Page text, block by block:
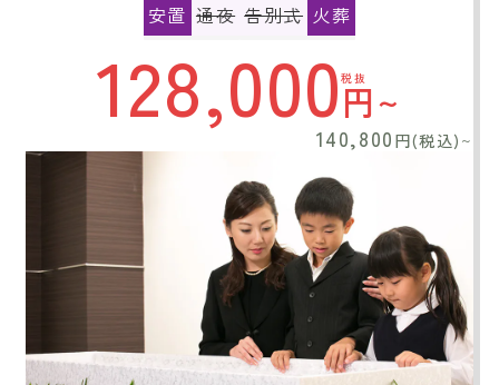
安置 通夜 告別式 火葬
128,000税抜
円~
140,800 円(税込) ~